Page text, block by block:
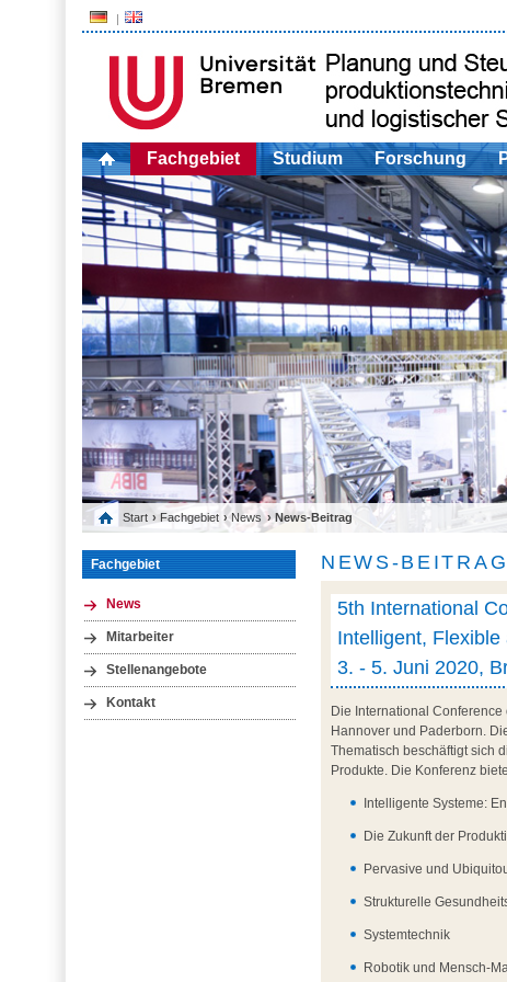
Fachgebiet Studium Forschung
Start › Fachgebiet ›News › News-Beitrag
Fachgebiet
News
Mitarbeiter
Stellenangebote
Kontakt
NEWS-BEITRAG
5th International
Intelligent,
3. - 5. Juni 2020,
Die International
Hannover und Paderborn.
Thematisch beschäftigt sich
Produkte. Die Konferenz
Intelligente Systeme:
Die Zukunft der
Pervasive und
Strukturelle
Systemtechnik
Robotik und Mensch-